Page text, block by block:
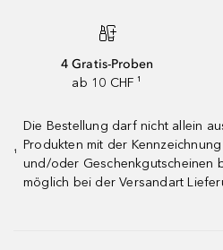
4 Gratis-Proben
ab 10 CHF ¹
¹
Die Bestellung darf nicht allein
Produkten mit der
und/oder Geschenkgutscheinen
möglich bei der Versandart